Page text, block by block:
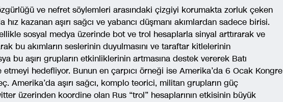
ve nefret söylemleri arasındaki çizgiyi korumakta zorluk çeken
hız kazanan aşırı sağcı ve yabancı düşmanı akımlardan sadece birisi.
sosyal medya üzerinde bot ve trol hesaplarla sinyal arttırarak ve
bu akımların seslerinin duyulmasını ve taraftar kitlelerinin
bu aşırı grupların etkinliklerinin artmasına destek vererek Batı
hedefliyor. Bunun en çarpıcı örneği ise Amerika’da 6 Ocak Kongre
Amerika’da aşırı sağcı, komplo teorici, militan grupların güç
üzerinden koordine olan Rus “trol” hesaplarının etkisinin büyük